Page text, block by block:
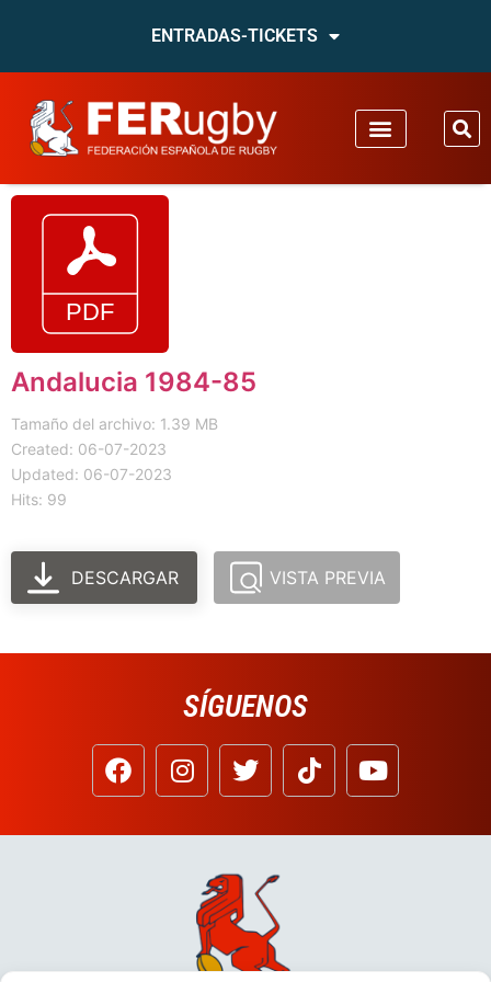
ENTRADAS-TICKETS
Andalucia 1984-85
Tamaño del archivo: 1.39 MB
Created: 06-07-2023
Updated: 06-07-2023
Hits: 99
DESCARGAR VISTA PREVIA
SÍGUENOS